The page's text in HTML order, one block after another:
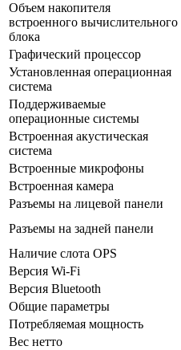
Объем накопителя
встроенного вычислительного
блока
Графический процессор
Установленная операционная
система
Поддерживаемые
операционные системы
Встроенная акустическая
система
Встроенные микрофоны
Встроенная камера
Разъемы на лицевой панели
Разъемы на задней панели
Наличие слота OPS
Версия Wi-Fi
Версия Bluetooth
Общие параметры
Потребляемая мощность
Вес нетто